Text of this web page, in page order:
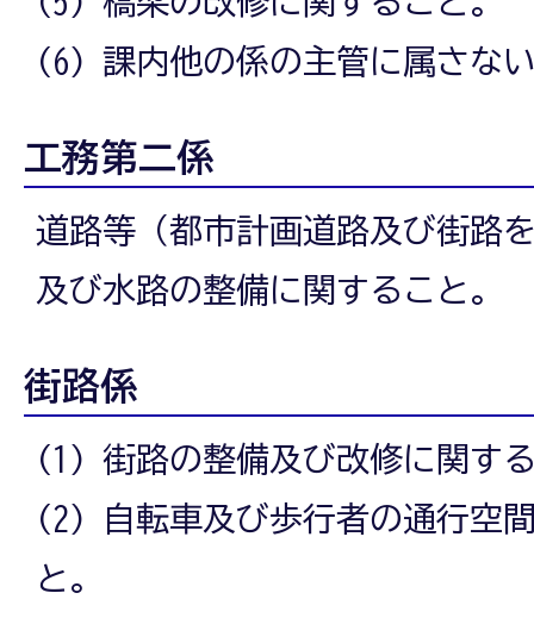
(6) 課内他の係の主管に属さな
工務第二係
道路等（都市計画道路及び街路
及び水路の整備に関すること。
街路係
(1) 街路の整備及び改修に関す
(2) 自転車及び歩行者の通行空
と。